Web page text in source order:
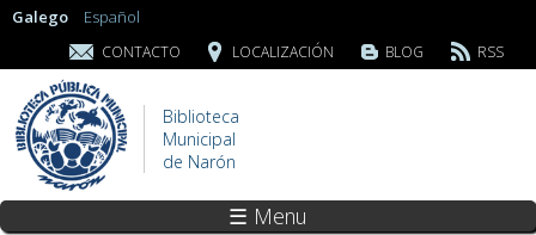
Galego Español
CONTACTO LOCALIZACIÓN BLOG RSS
Biblioteca
Municipal
de Narón
☰ Menu